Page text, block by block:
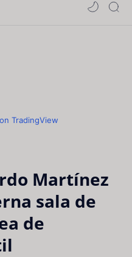
TradingView
Martínez
sala de
de